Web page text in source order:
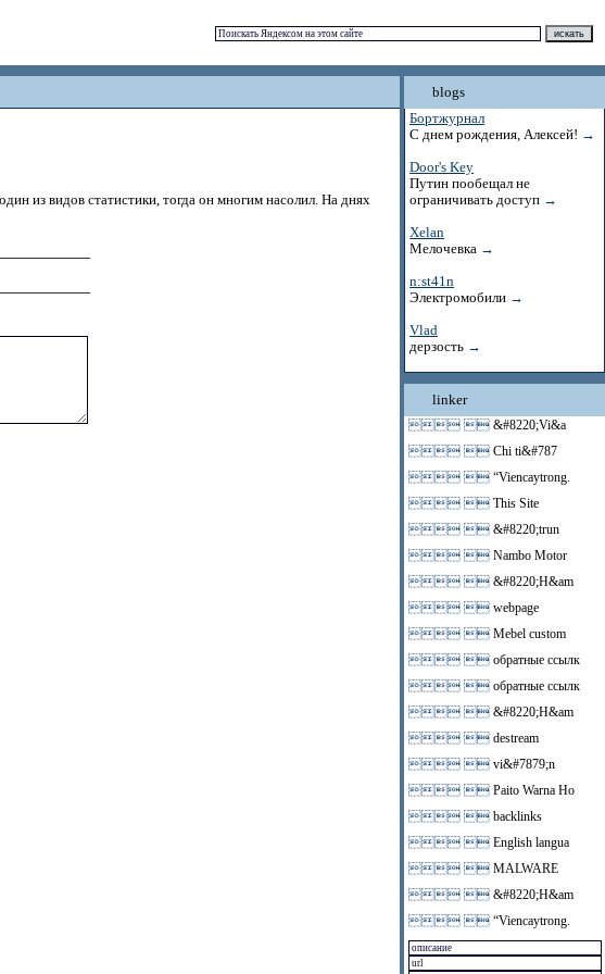
из видов статистики, тогда он многим насолил. На днях
blogs
Бортжурнал
С днем рождения, Алексей! →
Door's Key
Путин пообещал не
ограничивать доступ →
Xelan
Мелочевка →
n:st41n
Электромобили →
Vlad
дерзость →
linker
  &#8220;Vi&a
  Chi ti&#787
  “Viencaytrong.
  This Site
  &#8220;trun
  Nambo Motor
  &#8220;H&am
  webpage
  Mebel custom
  обратные ссылк
  обратные ссылк
  &#8220;H&am
  destream
  vi&#7879;n
  Paito Warna Ho
  backlinks
  English langua
  MALWARE
  &#8220;H&am
  “Viencaytrong.